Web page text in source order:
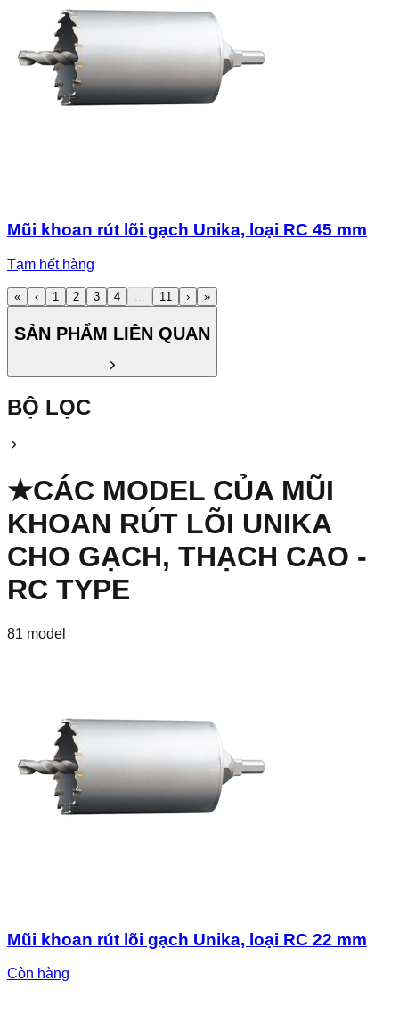
Mũi khoan rút lõi gạch Unika, loại RC 45 mm
Tạm hết hàng
« ‹ 1 2 3 4 ... 11 › »
SẢN PHẨM LIÊN QUAN
BỘ LỌC
★CÁC MODEL CỦA MŨI
KHOAN RÚT LÕI UNIKA
CHO GẠCH, THẠCH CAO -
RC TYPE
81 model
Mũi khoan rút lõi gạch Unika, loại RC 22 mm
Còn hàng